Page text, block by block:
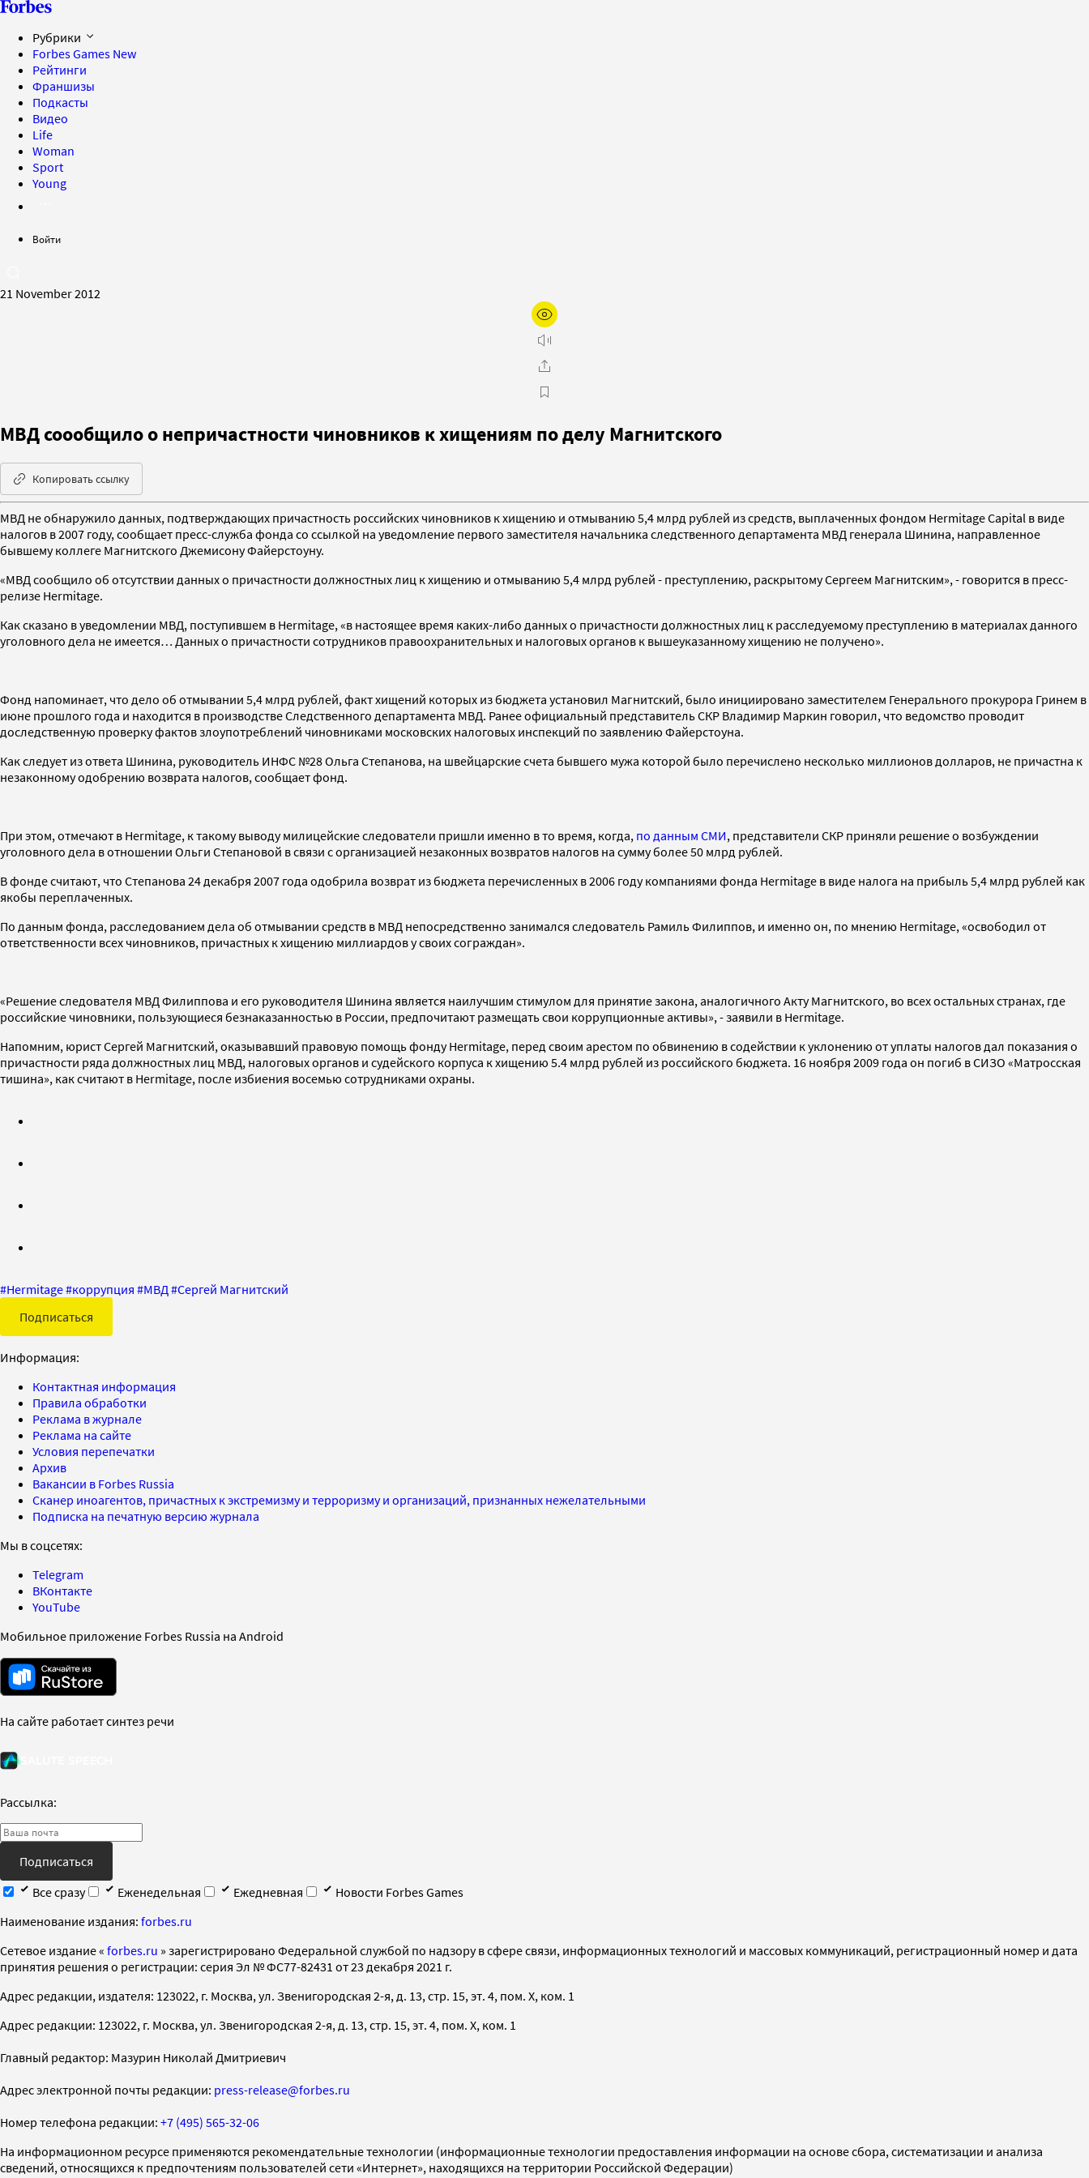
Рубрики
Forbes Games New
Рейтинги
Франшизы
Подкасты
Видео
Life
Woman
Sport
Young
Войти
21 November 2012
МВД соообщило о непричастности чиновников к хищениям по делу Магнитского
Копировать ссылку
МВД не обнаружило данных, подтверждающих причастность российских чиновников к хищению и отмыванию 5,4 млрд рублей из средств, выплаченных фондом Hermitage Capital в виде
налогов в 2007 году, сообщает пресс-служба фонда со ссылкой на уведомление первого заместителя начальника следственного департамента МВД генерала Шинина, направленное
бывшему коллеге Магнитского Джемисону Файерстоуну.
«МВД сообщило об отсутствии данных о причастности должностных лиц к хищению и отмыванию 5,4 млрд рублей - преступлению, раскрытому Сергеем Магнитским», - говорится в пресс-
релизе Hermitage.
Как сказано в уведомлении МВД, поступившем в Hermitage, «в настоящее время каких-либо данных о причастности должностных лиц к расследуемому преступлению в материалах данного
уголовного дела не имеется… Данных о причастности сотрудников правоохранительных и налоговых органов к вышеуказанному хищению не получено».
Фонд напоминает, что дело об отмывании 5,4 млрд рублей, факт хищений которых из бюджета установил Магнитский, было инициировано заместителем Генерального прокурора Гринем в
июне прошлого года и находится в производстве Следственного департамента МВД. Ранее официальный представитель СКР Владимир Маркин говорил, что ведомство проводит
доследственную проверку фактов злоупотреблений чиновниками московских налоговых инспекций по заявлению Файерстоуна.
Как следует из ответа Шинина, руководитель ИНФС №28 Ольга Степанова, на швейцарские счета бывшего мужа которой было перечислено несколько миллионов долларов, не причастна к
незаконному одобрению возврата налогов, сообщает фонд.
При этом, отмечают в Hermitage, к такому выводу милицейские следователи пришли именно в то время, когда, по данным СМИ, представители СКР приняли решение о возбуждении
уголовного дела в отношении Ольги Степановой в связи с организацией незаконных возвратов налогов на сумму более 50 млрд рублей.
В фонде считают, что Степанова 24 декабря 2007 года одобрила возврат из бюджета перечисленных в 2006 году компаниями фонда Hermitage в виде налога на прибыль 5,4 млрд рублей как
якобы переплаченных.
По данным фонда, расследованием дела об отмывании средств в МВД непосредственно занимался следователь Рамиль Филиппов, и именно он, по мнению Hermitage, «освободил от
ответственности всех чиновников, причастных к хищению миллиардов у своих сограждан».
«Решение следователя МВД Филиппова и его руководителя Шинина является наилучшим стимулом для принятие закона, аналогичного Акту Магнитского, во всех остальных странах, где
российские чиновники, пользующиеся безнаказанностью в России, предпочитают размещать свои коррупционные активы», - заявили в Hermitage.
Напомним, юрист Сергей Магнитский, оказывавший правовую помощь фонду Hermitage, перед своим арестом по обвинению в содействии к уклонению от уплаты налогов дал показания о
причастности ряда должностных лиц МВД, налоговых органов и судейского корпуса к хищению 5.4 млрд рублей из российского бюджета. 16 ноября 2009 года он погиб в СИЗО «Матросская
тишина», как считают в Hermitage, после избиения восемью сотрудниками охраны.
#Hermitage#коррупция #МВД #Сергей Магнитский
Подписаться
Информация:
Контактная информация
Правила обработки
Реклама в журнале
Реклама на сайте
Условия перепечатки
Архив
Вакансии в Forbes Russia
Сканер иноагентов, причастных к экстремизму и терроризму и организаций, признанных нежелательными
Подписка на печатную версию журнала
Мы в соцсетях:
Telegram
ВКонтакте
YouTube
Мобильное приложение Forbes Russia на Android
На сайте работает синтез речи
Рассылка:
Подписаться
Все сразу
Еженедельная Ежедневная
Новости Forbes Games
Наименование издания: forbes.ru
Cетевое издание « forbes.ru » зарегистрировано Федеральной службой по надзору в сфере связи, информационных технологий и массовых коммуникаций, регистрационный номер и дата
принятия решения о регистрации: серия Эл № ФС77-82431 от 23 декабря 2021 г.
Адрес редакции, издателя: 123022, г. Москва, ул. Звенигородская 2-я, д. 13, стр. 15, эт. 4, пом. X, ком. 1
Адрес редакции: 123022, г. Москва, ул. Звенигородская 2-я, д. 13, стр. 15, эт. 4, пом. X, ком. 1
Главный редактор: Мазурин Николай Дмитриевич
Адрес электронной почты редакции: press-release@forbes.ru
Номер телефона редакции: +7 (495) 565-32-06
На информационном ресурсе применяются рекомендательные технологии (информационные технологии предоставления информации на основе сбора, систематизации и анализа
сведений, относящихся к предпочтениям пользователей сети «Интернет», находящихся на территории Российской Федерации)